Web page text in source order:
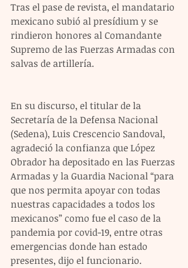
Tras el pase de revista, el mandatario
mexicano subió al presídium y se
rindieron honores al Comandante
Supremo de las Fuerzas Armadas con
salvas de artillería.
En su discurso, el titular de la
Secretaría de la Defensa Nacional
(Sedena), Luis Crescencio Sandoval,
agradeció la confianza que López
Obrador ha depositado en las Fuerzas
Armadas y la Guardia Nacional “para
que nos permita apoyar con todas
nuestras capacidades a todos los
mexicanos” como fue el caso de la
pandemia por covid-19, entre otras
emergencias donde han estado
presentes, dijo el funcionario.